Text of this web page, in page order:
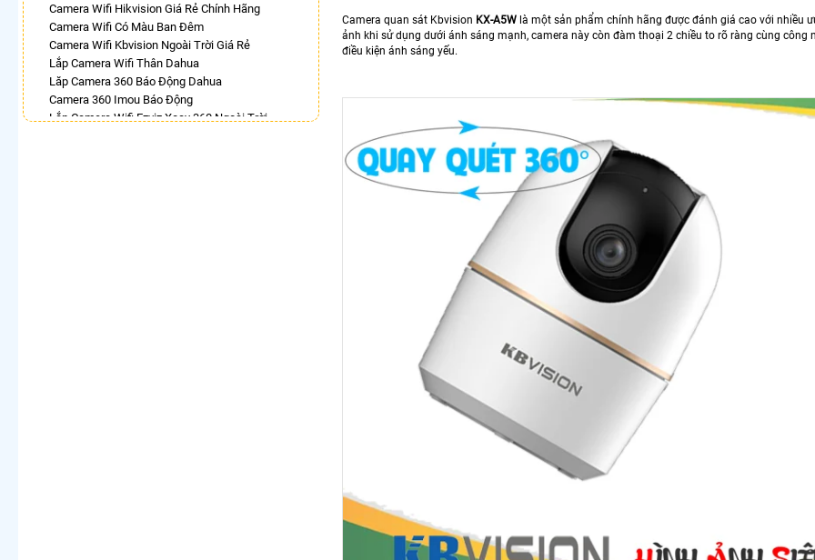
Camera Wifi Hikvision Giá Rẻ Chính Hãng
Camera Wifi Có Màu Ban Đêm
Camera Wifi Kbvision Ngoài Trời Giá Rẻ
Lắp Camera Wifi Thân Dahua
Lăp Camera 360 Báo Động Dahua
Camera 360 Imou Báo Động
Lắp Camera Wifi Ezviz Xoay 360 Ngoài Trời
Camera quan sát Kbvision KX-A5W là một sản phẩm chính hãng được đánh giá cao với nhiều
ảnh khi sử dụng dưới ánh sáng mạnh, camera này còn đàm thoại 2 chiều to rõ ràng cùng
điều kiện ánh sáng yếu.